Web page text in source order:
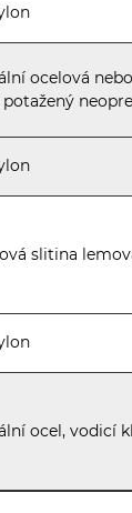
ocelová
slitina
ocel, vodicí